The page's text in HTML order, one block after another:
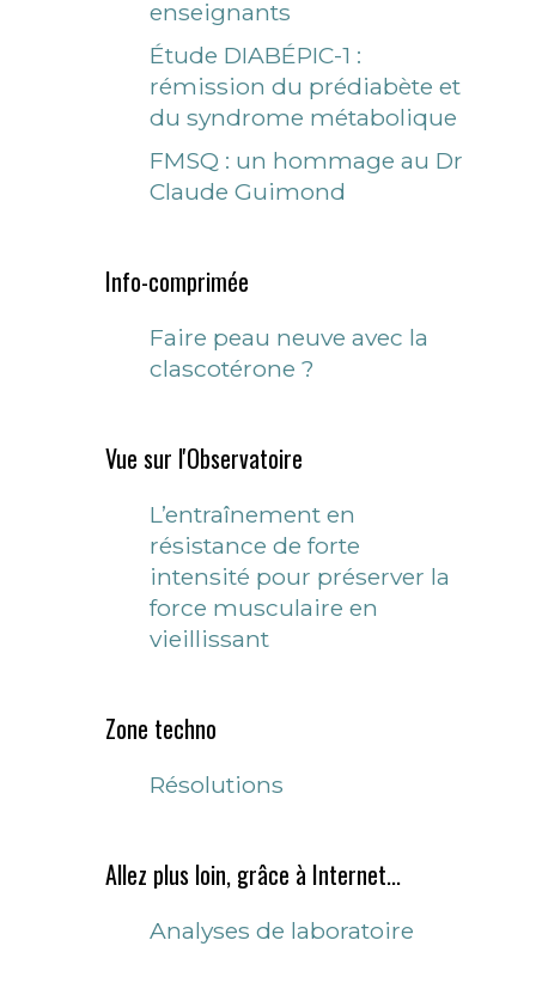
enseignants
Étude DIABÉPIC-1 :
rémission du prédiabète et
du syndrome métabolique
FMSQ : un hommage au Dr
Claude Guimond
Info-comprimée
Faire peau neuve avec la
clascotérone ?
Vue sur l'Observatoire
L’entraînement en
résistance de forte
intensité pour préserver la
force musculaire en
vieillissant
Zone techno
Résolutions
Allez plus loin, grâce à Internet...
Analyses de laboratoire